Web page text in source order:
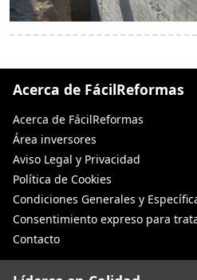
Acerca de FácilReformas
Acerca de FácilReformas
Área inversores
Aviso Legal y Privacidad
Política de Cookies
Condiciones Generales y
Consentimiento expreso para
Contacto